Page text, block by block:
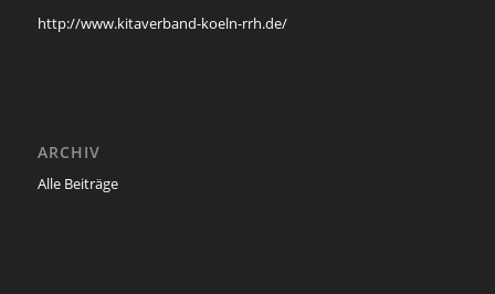
http://www.kitaverband-koeln-rrh.de/
ARCHIV
Alle Beiträge